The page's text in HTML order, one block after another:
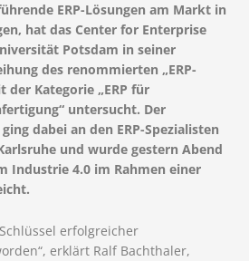
ERP-Lösungen am Markt in
hat das Center for Enterprise
Potsdam in seiner
des renommierten „ERP-
der Kategorie „ERP für
untersucht. Der
dabei an den ERP-Spezialisten
und wurde gestern Abend
Industrie 4.0 im Rahmen einer
erfolgreicher
erklärt Ralf Bachthaler,